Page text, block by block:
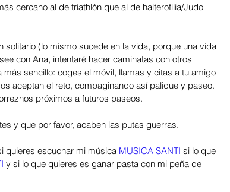
cercano al de triathlón que al de halterofilia/Judo
(lo mismo sucede en la vida, porque una vida
con Ana, intentaré hacer caminatas con otros
sencillo: coges el móvil, llamas y citas a tu amigo
aceptan el reto, compaginando así palique y paseo.
próximos a futuros paseos.
y que por favor, acaben las putas guerras.
quieres escuchar mi música MUSICA SANTI si lo que
y si lo que quieres es ganar pasta con mi peña de